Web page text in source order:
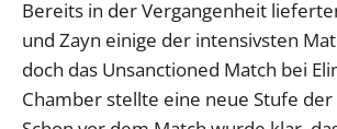
Bereits in der Vergangenheit
und Zayn einige der intensivsten
doch das Unsanctioned Match bei
Chamber stellte eine neue Stufe